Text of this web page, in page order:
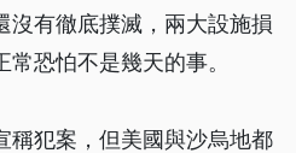
沒有徹底撲滅，兩大設施損
恐怕不是幾天的事。
稱犯案，但美國與沙烏地都